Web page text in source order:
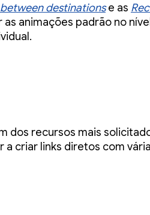
destinationse as
animações padrão no
dos recursos mais
a criar links diretos com